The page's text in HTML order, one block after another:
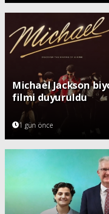
Michael Jackson
filmi duyuruldu
1 gün önce